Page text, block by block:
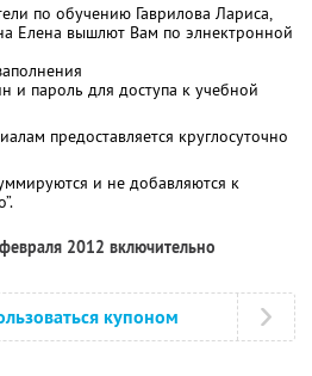
по обучению Гаврилова Лариса,
Елена вышлют Вам по элнектронной
и пароль для доступа к учебной
предоставляется круглосуточно
и не добавляются к
2012 включительно
купоном